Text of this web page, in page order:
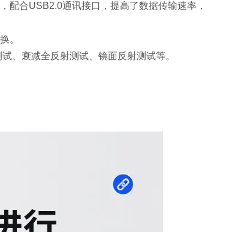
配合USB2.0通讯接口，提高了数据传输速率，
。
、衰减全反射测试、镜面反射测试等。